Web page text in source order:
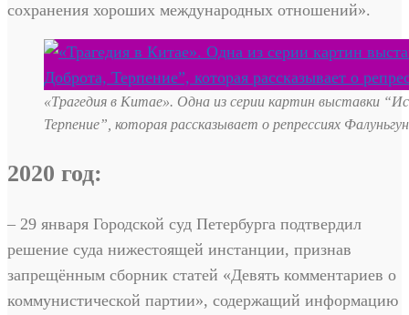
сохранения хороших международных отношений».
«Трагедия в Китае». Одна из серии картин выставки
Терпение”, которая рассказывает о репрессиях Фалуньгун
2020 год:
– 29 января Городской суд Петербурга подтвердил
решение суда нижестоящей инстанции, признав
запрещённым сборник статей «Девять комментариев о
коммунистической партии», содержащий информацию